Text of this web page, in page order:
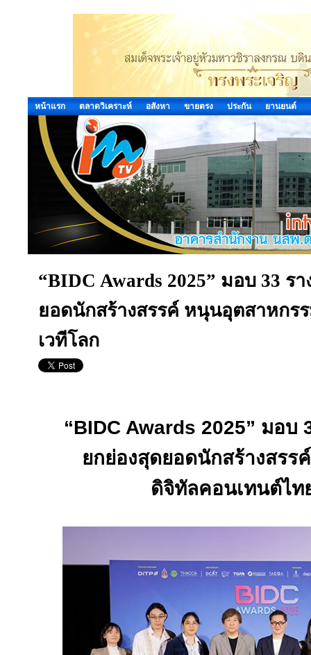
หน้าแรก ตลาดวิเคราะห์ อสังหา ขายตรง ประกัน ยานยนต์
“BIDC Awards 2025” มอบ 33 ร
ยอดนักสร้างสรรค์ หนุนอุตสาหกร
เวทีโลก
“BIDC Awards 2025” มอบ
ยกย่องสุดยอดนักสร้างสรร
ดิจิทัลคอนเทนต์ไท